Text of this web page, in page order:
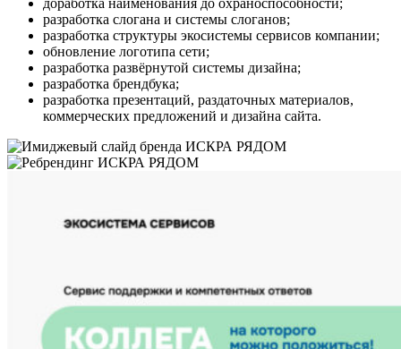
доработка наименования до охраноспособности;
разработка слогана и системы слоганов;
разработка структуры экосистемы сервисов компании;
обновление логотипа сети;
разработка развёрнутой системы дизайна;
разработка брендбука;
разработка презентаций, раздаточных материалов,
коммерческих предложений и дизайна сайта.